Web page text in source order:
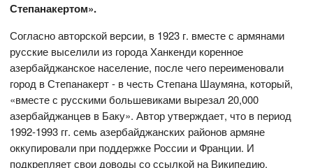
Степанакертом».
Согласно авторской версии, в 1923 г. вместе с армянами
русские выселили из города Ханкенди коренное
азербайджанское население, после чего переименовали
город в Степанакерт - в честь Степана Шаумяна, который,
«вместе с русскими большевиками вырезал 20,000
азербайджанцев в Баку». Автор утверждает, что в период
1992-1993 гг. семь азербайджанских районов армяне
оккупировали при поддержке России и Франции. И
подкрепляет свои доводы со ссылкой на Википедию.